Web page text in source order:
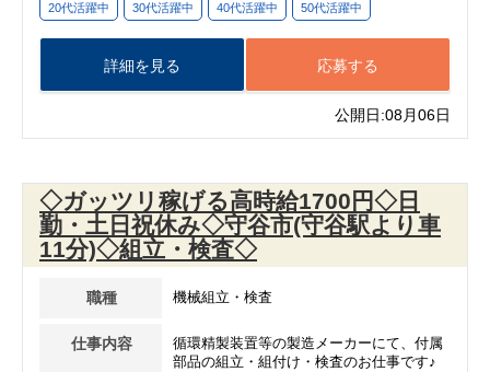
20代活躍中 30代活躍中 40代活躍中 50代活躍中
応募する
詳細を見る
公開日:08月06日
◇ガッツリ稼げる高時給1700円◇日
勤・土日祝休み◇守谷市(守谷駅より車
11分)◇組立・検査◇
職種 機械組立・検査
仕事内容
循環精製装置等の製造メーカーにて、付属
部品の組立・組付け・検査のお仕事です♪